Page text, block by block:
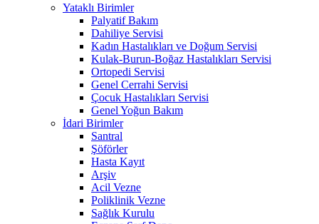
Yataklı Birimler
Palyatif Bakım
Dahiliye Servisi
Kadın Hastalıkları ve Doğum Servisi
Kulak-Burun-Boğaz Hastalıkları Servisi
Ortopedi Servisi
Genel Cerrahi Servisi
Çocuk Hastalıkları Servisi
Genel Yoğun Bakım
İdari Birimler
Santral
Şöförler
Hasta Kayıt
Arşiv
Acil Vezne
Poliklinik Vezne
Sağlık Kurulu